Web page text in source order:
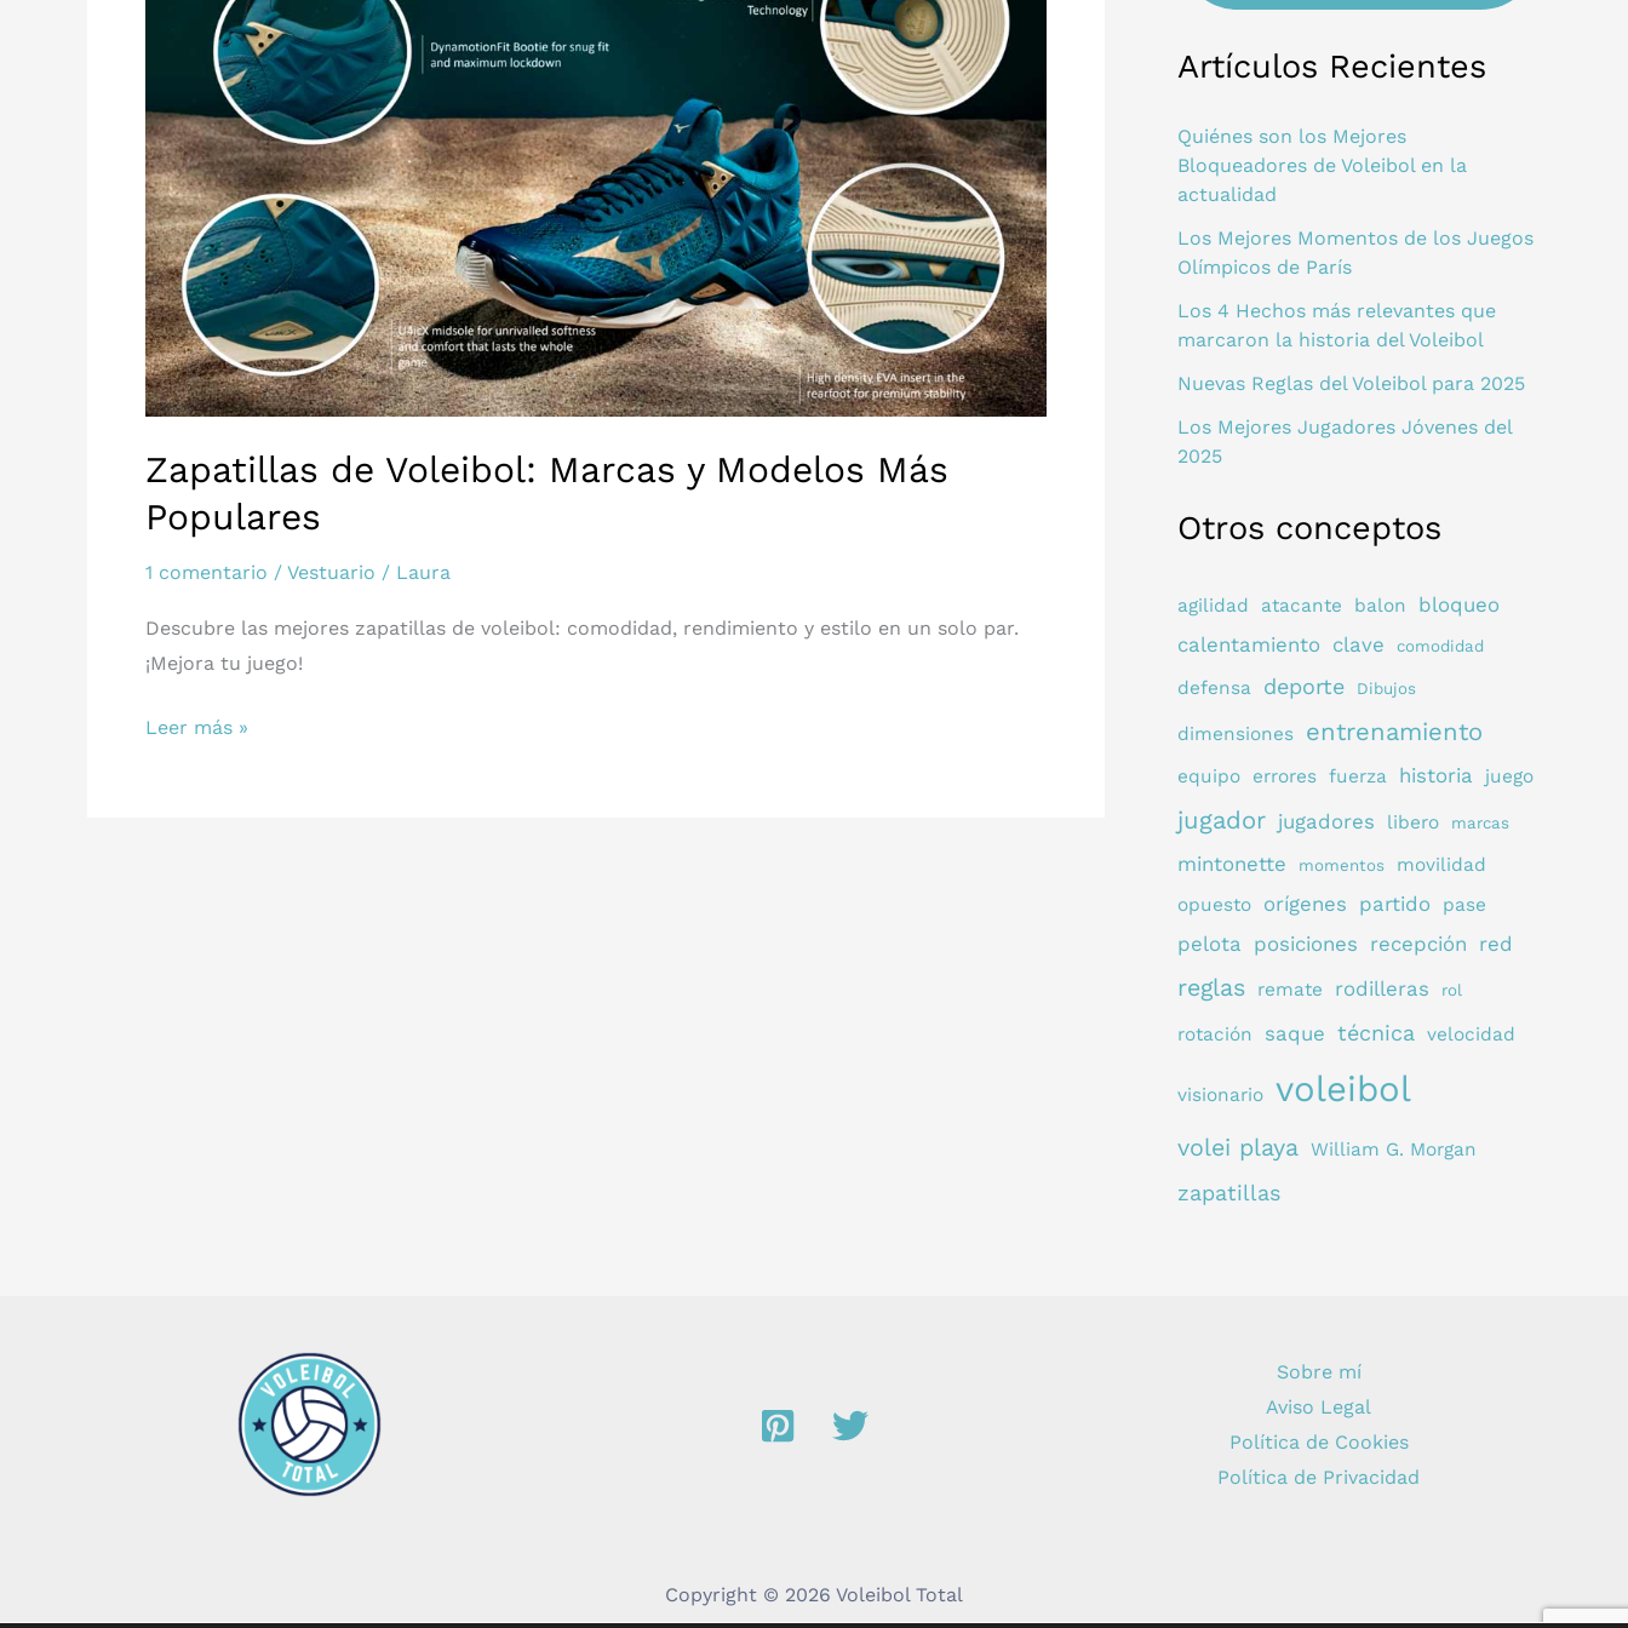
Zapatillas de Voleibol: Marcas y Modelos Más
Populares
1 comentario / Vestuario / Laura
Descubre las mejores zapatillas de voleibol: comodidad, rendimiento y estilo en un solo par.
¡Mejora tu juego!
Zapatillas
Leer más »
Artículos Recientes
Quiénes son los Mejores
Bloqueadores de Voleibol en la
actualidad
Los Mejores Momentos de los Juegos
Olímpicos de París
Los 4 Hechos más relevantes que
marcaron la historia del Voleibol
Nuevas Reglas del Voleibol para 2025
Los Mejores Jugadores Jóvenes del
2025
Otros conceptos
agilidad atacante balon
bloqueo
calentamiento clave comodidad
defensa deporte Dibujos
dimensiones entrenamiento
equipo errores fuerza historia juego
jugador jugadores libero marcas
mintonette momentos
movilidad
opuesto
orígenes partido pase
pelota posiciones recepción red
reglas remate rodilleras rol
rotación saque técnica velocidad
visionario voleibol
volei playa William G. Morgan
zapatillas
Sobre mí
Aviso Legal
Política de Cookies
Política de Privacidad
Copyright © 2026 Voleibol Total